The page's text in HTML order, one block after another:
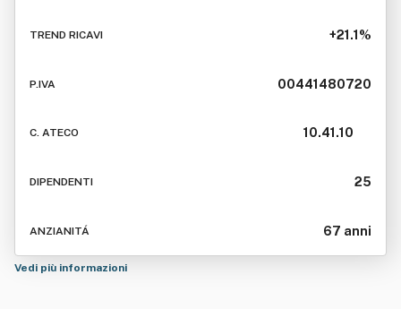
TREND RICAVI +21.1%
P.IVA 00441480720
C. ATECO 10.41.10
DIPENDENTI 25
ANZIANITÁ 67 anni
Vedi più informazioni